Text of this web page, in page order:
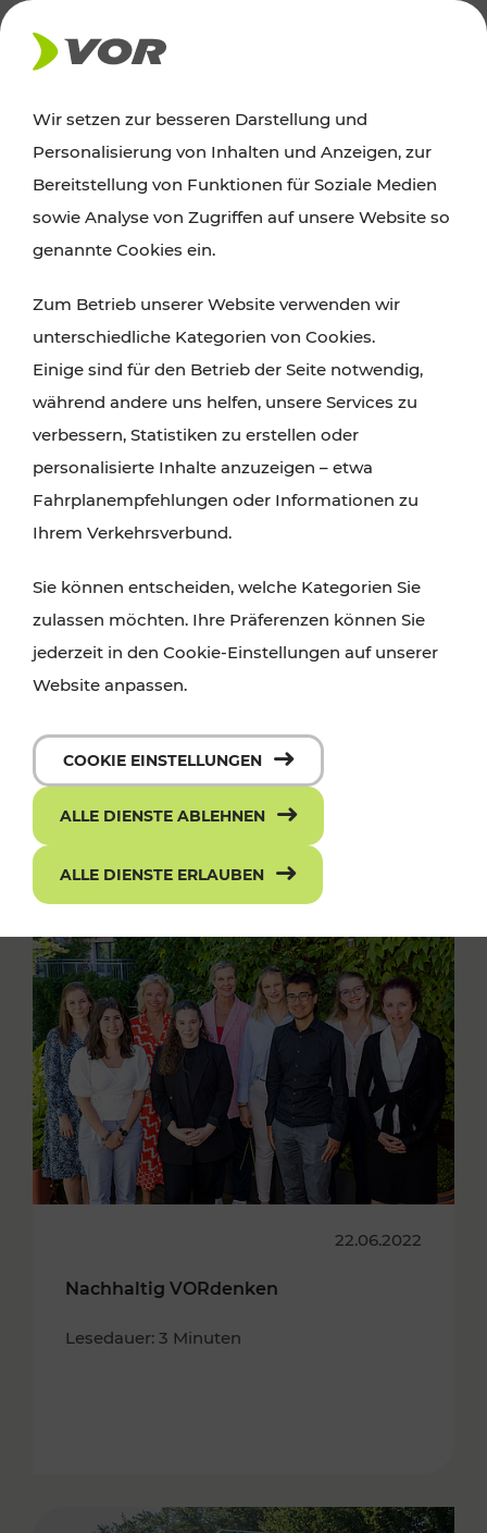
AKTUELLES
News
Alle wichtigen Meldungen zu Fahrplanänderungen,
finden Sie hier im Überblick.
22.06.2022
Nachhaltig VORdenken
Lesedauer: 3 Minuten
Wir setzen zur besseren Darstellung und
Personalisierung von Inhalten und Anzeigen, zur
Bereitstellung von Funktionen für Soziale Medien
sowie Analyse von Zugriffen auf unsere Website so
genannte Cookies ein.
Zum Betrieb unserer Website verwenden wir
unterschiedliche Kategorien von Cookies.
Einige sind für den Betrieb der Seite notwendig,
während andere uns helfen, unsere Services zu
verbessern, Statistiken zu erstellen oder
personalisierte Inhalte anzuzeigen – etwa
Fahrplanempfehlungen oder Informationen zu
Ihrem Verkehrsverbund.
Sie können entscheiden, welche Kategorien Sie
zulassen möchten. Ihre Präferenzen können Sie
jederzeit in den Cookie-Einstellungen auf unserer
Website anpassen.
COOKIE EINSTELLUNGEN
ALLE DIENSTE ABLEHNEN
ALLE DIENSTE ERLAUBEN